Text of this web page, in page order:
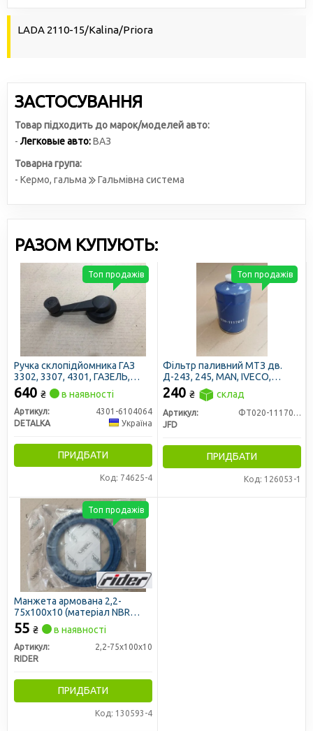
LADA 2110-15/Kalina/Priora
ЗАСТОСУВАННЯ
Товар підходить до марок/моделей авто:
-Легковые авто:ВАЗ
Товарна група:
- Кермо, гальма
Гальмівна система
РАЗОМ КУПУЮТЬ:
Ручка склопідйомника ГАЗ
3302, 3307, 4301, ГАЗЕЛЬ,
ВОЛГА (ПОСИЛЕНА, цинковий
сплав) (DETALKA)
640 ₴ в наявності
Артикул:
4301-6104064
DETALKA
Україна
ПРИДБАТИ
Код: 74625-4
Топ продажів
Фільтр паливний МТЗ дв.
Д-243, 245, MAN, IVECO,
ISUZU, ЮМЗ (РД-032) зі
зливом відстою (JFD)
240 ₴ склад
Артикул:
ФТ020-1117010
JFD
ПРИДБАТИ
Код: 126053-1
Топ продажів
Манжета армована 2,2-
75х100х10 (матеріал NBR
синій) (RIDER)
55 ₴ в наявності
Артикул:
2,2-75х100х10
RIDER
ПРИДБАТИ
Код: 130593-4
Топ продажів